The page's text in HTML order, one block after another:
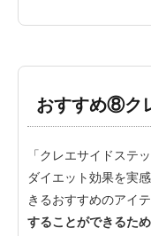
おすすめ⑧ク
「クレエサイドステ
ダイエット効果を実
きるおすすめのアイ
することができるた